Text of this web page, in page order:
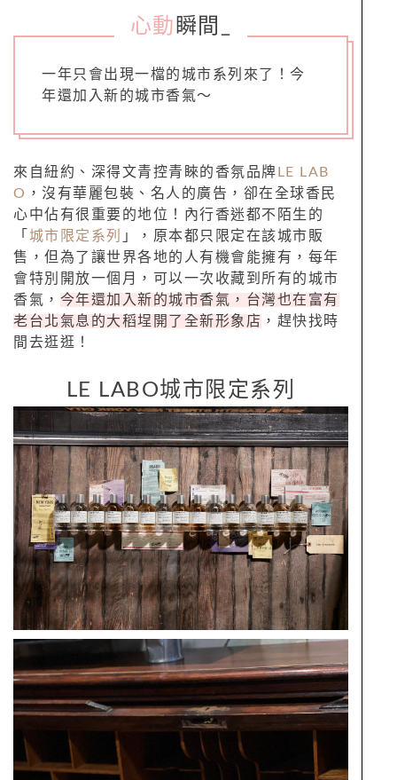
心動 瞬間
一年只會出現一檔的城市系列來了！今
年還加入新的城市香氣～
來自紐約、深得文青控青睞的香氛品牌 LE LAB
O ，沒有華麗包裝、名人的廣告，卻在全球香民
心中佔有很重要的地位！內行香迷都不陌生的
「 城市限定系列
」，原本都只限定在該城市販
售，但為了讓世界各地的人有機會能擁有，每年
會特別開放一個月，可以一次收藏到所有的城市
香氣， 今年還加入新的城市香氣，台灣也在富有
老台北氣息的大稻埕開了全新形象店 ，趕快找時
間去逛逛！
LE LABO城市限定系列